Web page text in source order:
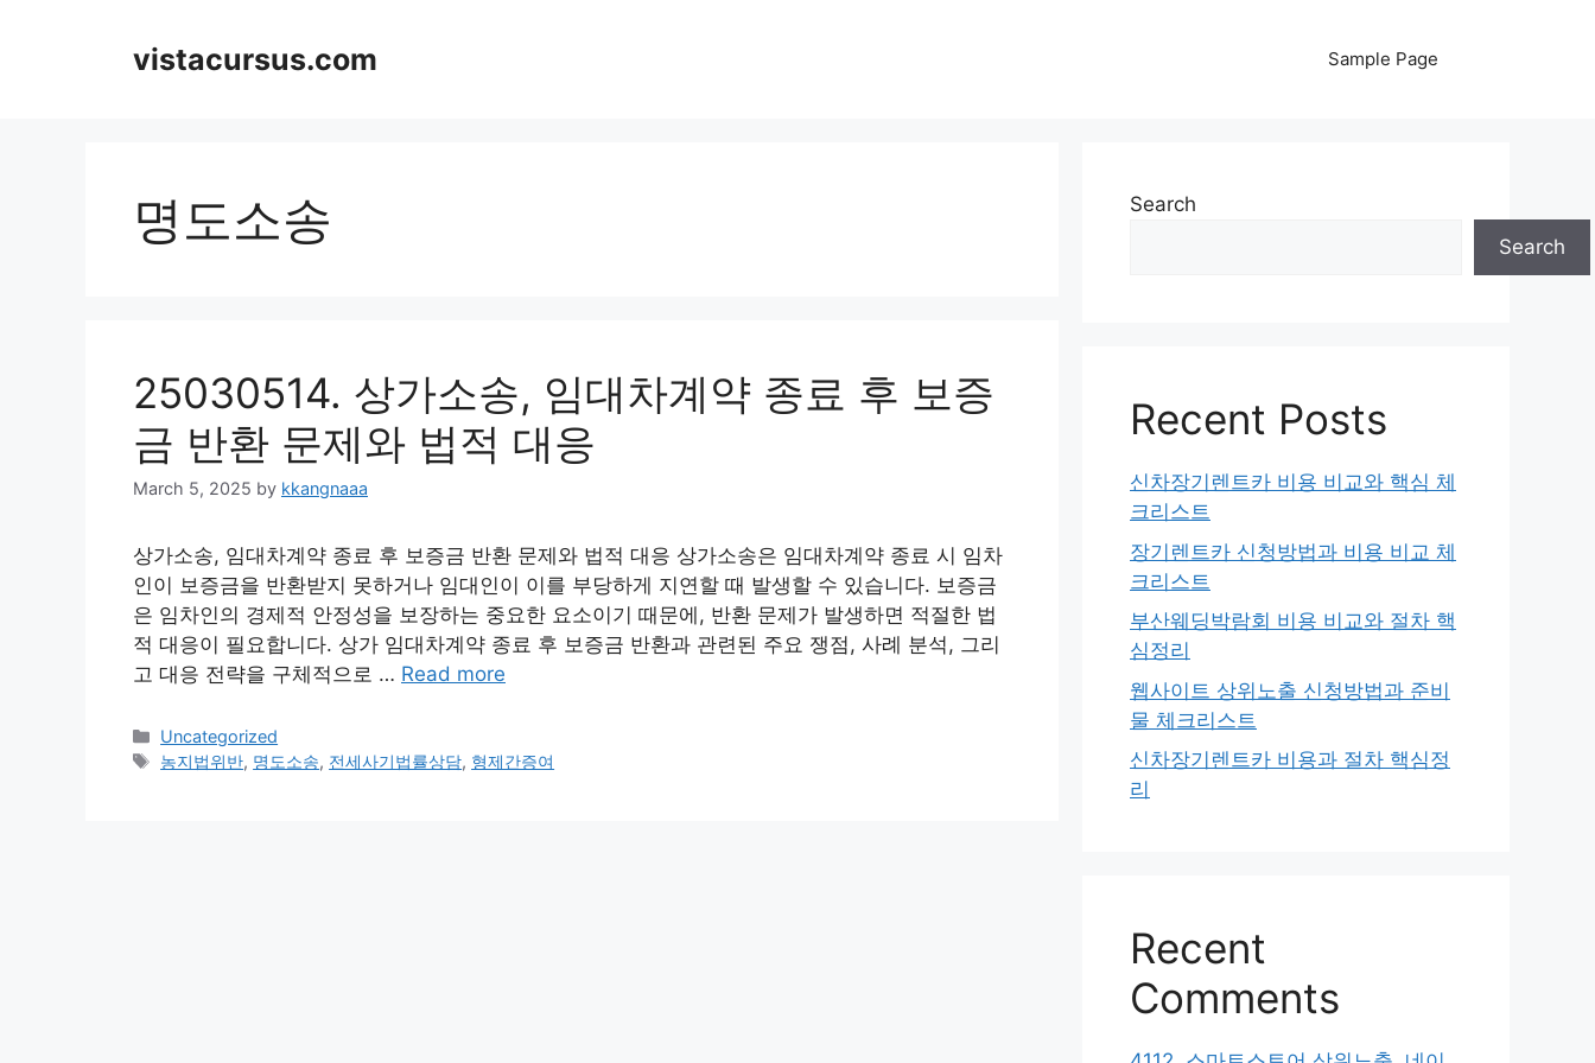
vistacursus.com Sample Page
명도소송
25030514. 상가소송, 임대차계약 종료 후 보증
금 반환 문제와 법적 대응
March 5, 2025 by kkangnaaa
상가소송, 임대차계약 종료 후 보증금 반환 문제와 법적 대응 상가소송은 임대차계약 종료 시 임차
인이 보증금을 반환받지 못하거나 임대인이 이를 부당하게 지연할 때 발생할 수 있습니다. 보증금
은 임차인의 경제적 안정성을 보장하는 중요한 요소이기 때문에, 반환 문제가 발생하면 적절한 법
적 대응이 필요합니다. 상가 임대차계약 종료 후 보증금 반환과 관련된 주요 쟁점, 사례 분석, 그리
고 대응 전략을 구체적으로 … Read more
Categories
Uncategorized
Tags
농지법위반, 명도소송, 전세사기법률상담, 형제간증여
Search
Search
Recent Posts
신차장기렌트카 비용 비교와 핵심 체
크리스트
장기렌트카 신청방법과 비용 비교 체
크리스트
부산웨딩박람회 비용 비교와 절차 핵
심정리
웹사이트 상위노출 신청방법과 준비
물 체크리스트
신차장기렌트카 비용과 절차 핵심정
리
Recent
Comments